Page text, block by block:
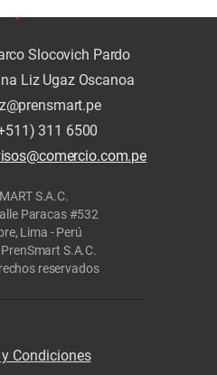
Slocovich Pardo
Liz Ugaz Oscanoa
311 6500
S.A.C.
Paracas #532
Lima - Perú
S.A.C.
reservados
Condiciones